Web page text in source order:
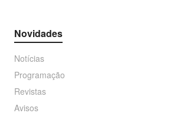
Novidades
Notícias
Programação
Revistas
Avisos